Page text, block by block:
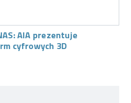
AIA prezentuje
cyfrowych 3D